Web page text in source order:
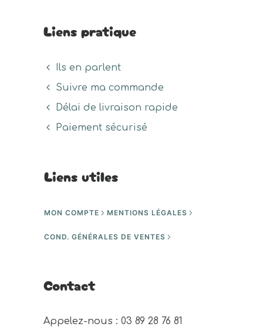
Liens pratique
Ils en parlent
Suivre ma commande
Délai de livraison rapide
Paiement sécurisé
Liens utiles
MON COMPTE MENTIONS LÉGALES
COND. GÉNÉRALES DE VENTES
Contact
Appelez-nous : 03 89 28 76 81